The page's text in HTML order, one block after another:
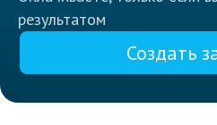
результатом
Создать